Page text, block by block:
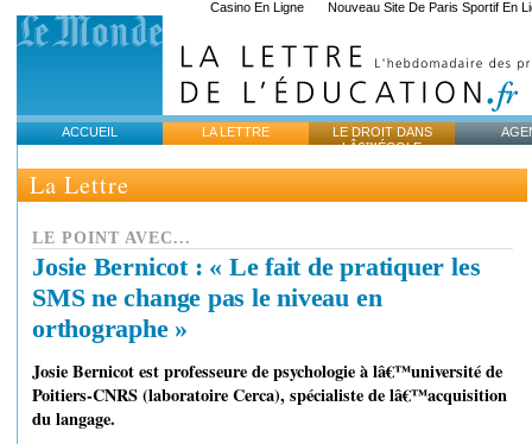
Casino En Ligne Nouveau Site De Paris Sportif En
ACCUEIL LA LETTRE
LE DROIT DANS
LÂ€™ÉCOLE
La Lettre
LE POINT AVEC...
Josie Bernicot : « Le fait de pratiquer les
SMS ne change pas le niveau en
orthographe »
Josie Bernicot est professeure de psychologie à lâ€™université de
Poitiers-CNRS (laboratoire Cerca), spécialiste de lâ€™acquisition
du langage.